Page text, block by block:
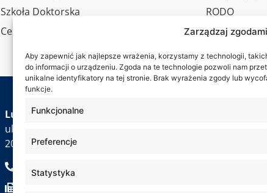
Zarządzaj
Aby zapewnić jak najlepsze wrażenia, korzystamy z technologii,
do informacji o urządzeniu. Zgoda na te technologie pozwoli nam
unikalne identyfikatory na tej stronie. Brak wyrażenia zgody lub
funkcje.
Funkcjonalne
Preferencje
Statystyka
Szkoła Doktorska
Centrum Studiów Podyplomowych
RODO
Wirtualny
Kontakt
Lubelska Akademia WSEI
ul. Projektowa 4
20-209 Lublin
+48 81 749 17 70